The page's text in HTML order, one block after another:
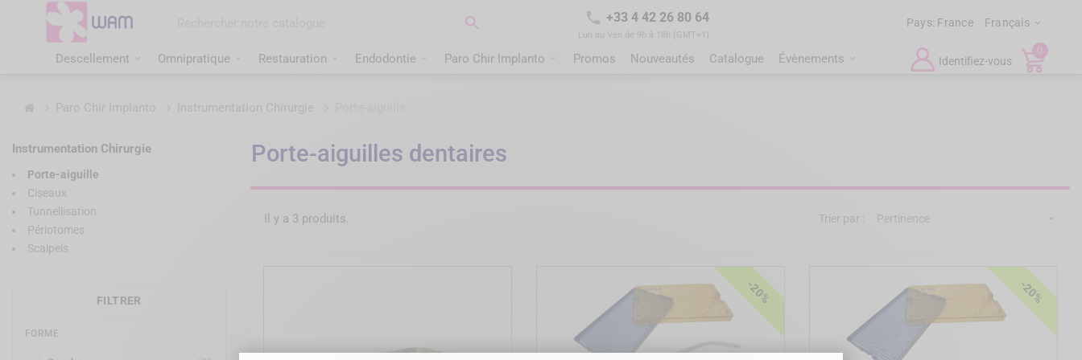
  +33 4 42 26 80 64
Lun au Ven de 9h à 18h (GMT+1)
Pays: France Français 
Descellement Omnipratique Restauration Endodontie Paro Chir Implanto Promos Nouveautés Catalogue Évènements Identifiez-vous
0
AccueilParo Chir Implanto Instrumentation Chirurgie
Instrumentation Chirurgie
Porte-aiguille
Ciseaux
Tunnellisation
Périotomes
Scalpels
FILTRER
FORME
Porte-aiguilles dentaires
Il y a 3 produits. Trier par : Pertinence 
-20% -20%